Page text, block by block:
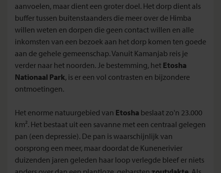
aanvoelen, maar dient een groter doel. Het dorp dient als
buffer tussen buitenstaanders die meer over de Himba
willen weten en dorpen die geen contact willen en alle
inkomsten van een bezoek aan het dorp komen ten goede
aan de gehele gemeenschap. Vanuit Kamanjab reis je
verder naar het noorden. Je bestemming, het Etosha
Nationaal Park, is er een vol contrasten en bijzondere
ontmoetingen.
Het enorme natuurgebied van Etosha beslaat zo'n 23.000
km². Het bestaat uit een savanne met een centraal gelegen
pan (een depressie). De pan is waarschijnlijk van
oorsprong een meer, maar doordat de Kunenerivier
duizenden jaren geleden haar loop verlegde bleef er niets